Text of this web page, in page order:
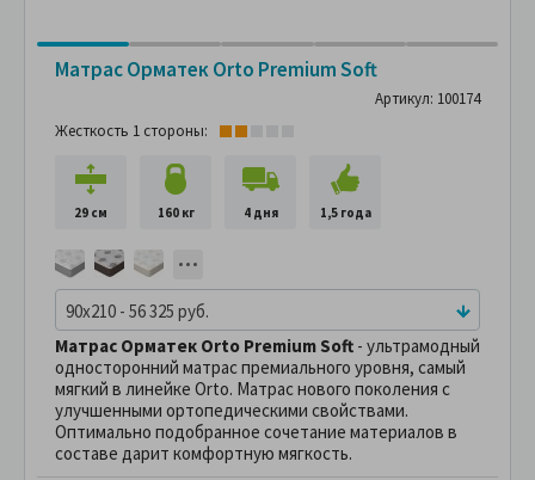
Матрас Орматек Orto Premium Soft
Артикул: 100174
Жесткость 1 стороны:
29 см 160 кг 4 дня 1,5 года
90x210 - 56 325 руб.
Матрас Орматек Orto Premium Soft - ультрамодный
односторонний матрас премиального уровня, самый
мягкий в линейке Orto. Матрас нового поколения с
улучшенными ортопедическими свойствами.
Оптимально подобранное сочетание материалов в
cоставе дарит комфортную мягкость.